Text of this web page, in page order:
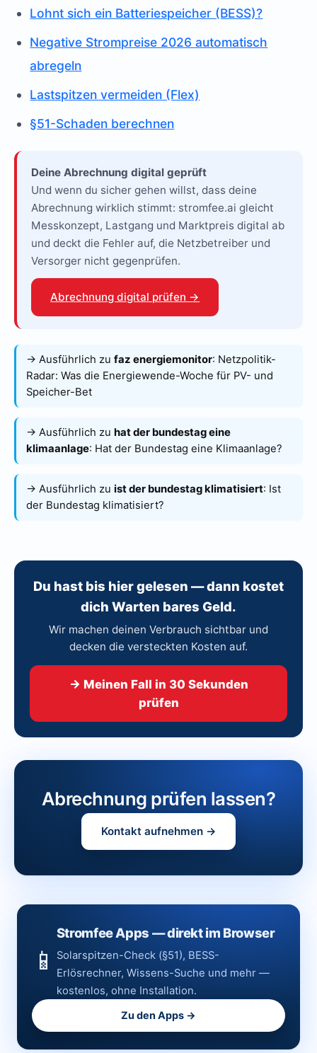
Lohnt sich ein Batteriespeicher (BESS)?
Negative Strompreise 2026 automatisch
abregeln
Lastspitzen vermeiden (Flex)
§51-Schaden berechnen
Deine Abrechnung digital geprüft
Und wenn du sicher gehen willst, dass deine
Abrechnung wirklich stimmt: stromfee.ai gleicht
Messkonzept, Lastgang und Marktpreis digital ab
und deckt die Fehler auf, die Netzbetreiber und
Versorger nicht gegenprüfen.
Abrechnung digital prüfen →
→ Ausführlich zu faz energiemonitor: Netzpolitik-
Radar: Was die Energiewende-Woche für PV- und
Speicher-Bet
→ Ausführlich zu hat der bundestag eine
klimaanlage: Hat der Bundestag eine Klimaanlage?
→ Ausführlich zu ist der bundestag klimatisiert: Ist
der Bundestag klimatisiert?
Du hast bis hier gelesen — dann kostet
dich Warten bares Geld.
Wir machen deinen Verbrauch sichtbar und
decken die versteckten Kosten auf.
→ Meinen Fall in 30 Sekunden
prüfen
Abrechnung prüfen lassen?
Kontakt aufnehmen →
📱
Stromfee Apps — direkt im Browser
Solarspitzen-Check (§51), BESS-
Erlösrechner, Wissens-Suche und mehr —
kostenlos, ohne Installation.
Zu den Apps →